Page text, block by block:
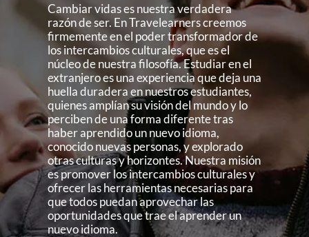
Cambiar vidas es nuestra verdadera
razón de ser. En Travelearners creemos
firmemente en el poder transformador de
los intercambios culturales, que es el
núcleo de nuestra filosofía. Estudiar en el
extranjero es una experiencia que deja una
huella duradera en nuestros estudiantes,
quienes amplían su visión del mundo y lo
perciben de una forma diferente tras
haber aprendido un nuevo idioma,
conocido nuevas personas, y explorado
otras culturas y horizontes. Nuestra misión
es promover los intercambios culturales y
ofrecer las herramientas necesarias para
que todos puedan aprovechar las
oportunidades que trae el aprender un
nuevo idioma.